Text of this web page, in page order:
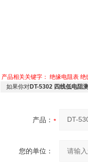
产品相关关键字： 绝缘电阻表 绝
如果你对DT-5302 四线低电阻
产品：
您的单位：